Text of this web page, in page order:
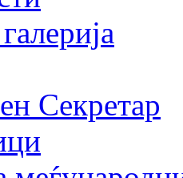
Секретар